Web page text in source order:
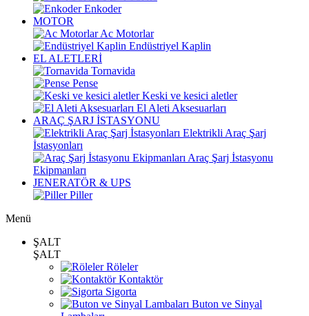
Enkoder
MOTOR
Ac Motorlar
Endüstriyel Kaplin
EL ALETLERİ
Tornavida
Pense
Keski ve kesici aletler
El Aleti Aksesuarları
ARAÇ ŞARJ İSTASYONU
Elektrikli Araç Şarj
İstasyonları
Araç Şarj İstasyonu
Ekipmanları
JENERATÖR & UPS
Piller
Menü
ŞALT
ŞALT
Röleler
Kontaktör
Sigorta
Buton ve Sinyal